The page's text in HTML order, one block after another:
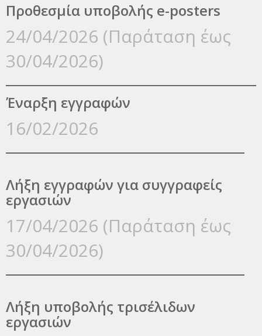
Προθεσμία υποβολής e-posters
24/04/2026 (Παράταση έως
30/04/2026)
Έναρξη εγγραφών
16/02/2026
Λήξη εγγραφών για συγγραφείς
εργασιών
17/04/2026 (Παράταση έως
30/04/2026)
Λήξη υποβολής τρισέλιδων
εργασιών